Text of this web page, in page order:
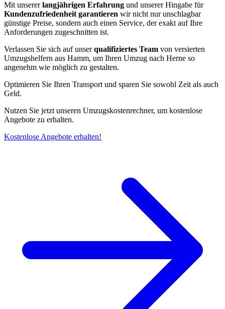
Mit unsererlangjährigen Erfahrung und unserer Hingabe für
Kundenzufriedenheit garantieren wir nicht nur unschlagbar
günstige Preise, sondern auch einen Service, der exakt auf Ihre
Anforderungen zugeschnitten ist.
Verlassen Sie sich auf unserqualifiziertes Team von versierten
Umzugshelfern aus Hamm, um Ihren Umzug nach Herne so
angenehm wie möglich zu gestalten.
Optimieren Sie Ihren Transport und sparen Sie sowohl Zeit als auch
Geld.
Nutzen Sie jetzt unseren Umzugskostenrechner, um kostenlose
Angebote zu erhalten.
Kostenlose Angebote erhalten!